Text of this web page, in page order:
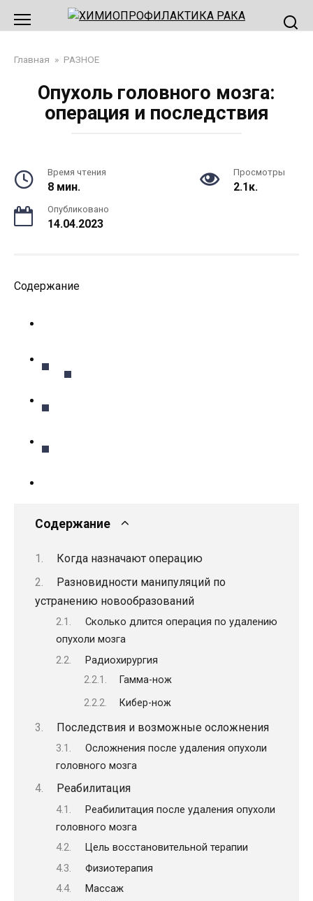
Главная » РАЗНОЕ
Опухоль головного мозга:
операция и последствия
Время чтения
8 мин.
Просмотры
2.1к.
Опубликовано
14.04.2023
Содержание
Содержание
Когда назначают операцию
Разновидности манипуляций по
устранению новообразований
Сколько длится операция по удалению
опухоли мозга
Радиохирургия
Гамма-нож
Кибер-нож
Последствия и возможные осложнения
Осложнения после удаления опухоли
головного мозга
Реабилитация
Реабилитация после удаления опухоли
головного мозга
Цель восстановительной терапии
Физиотерапия
Массаж